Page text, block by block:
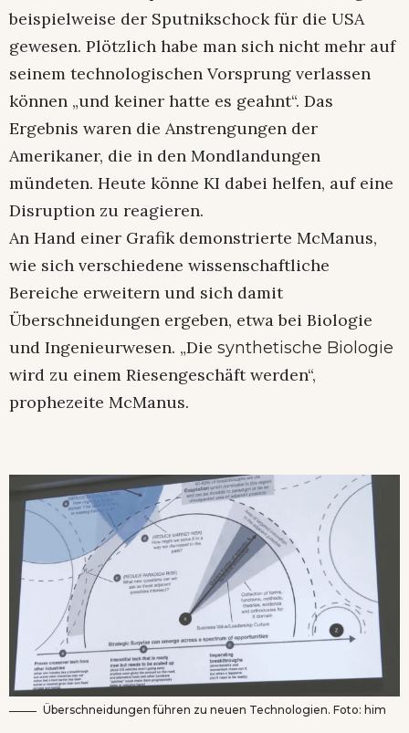
beispielweise der Sputnikschock für die USA
gewesen. Plötzlich habe man sich nicht mehr auf
seinem technologischen Vorsprung verlassen
können „und keiner hatte es geahnt“. Das
Ergebnis waren die Anstrengungen der
Amerikaner, die in den Mondlandungen
mündeten. Heute könne KI dabei helfen, auf eine
Disruption zu reagieren.
An Hand einer Grafik demonstrierte McManus,
wie sich verschiedene wissenschaftliche
Bereiche erweitern und sich damit
Überschneidungen ergeben, etwa bei Biologie
und Ingenieurwesen. „Die synthetische Biologie
wird zu einem Riesengeschäft werden“,
prophezeite McManus.
Überschneidungen führen zu neuen Technologien. Foto: him